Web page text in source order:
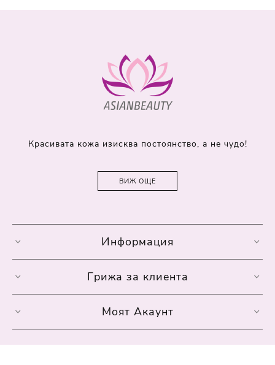
Красивата кожа изисква постоянство, а не чудо!
ВИЖ ОЩЕ
Информация
Грижа за клиента
Моят Акаунт